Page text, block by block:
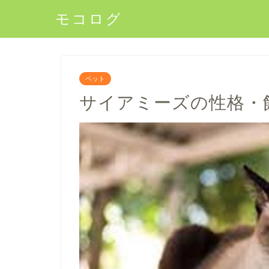
モコログ
ペット
サイアミーズの性格・